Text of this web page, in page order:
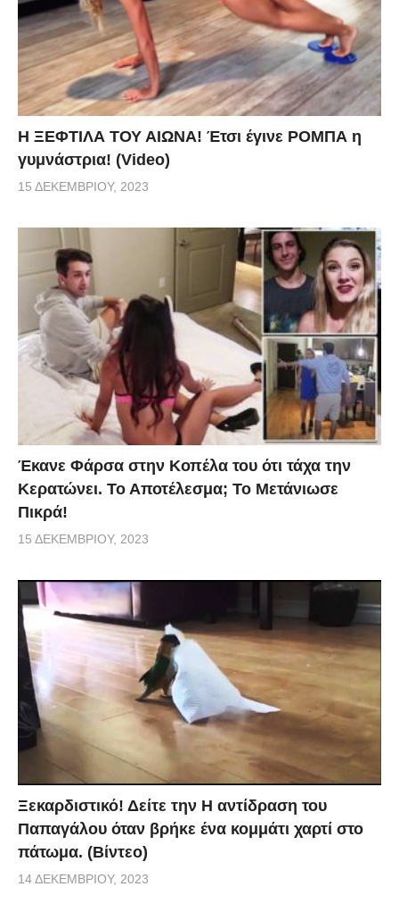
Η ΞΕΦΤΙΛΑ ΤΟΥ ΑΙΩΝΑ! Έτσι έγινε ΡΟΜΠΑ η
γυμνάστρια! (Video)
15 ΔΕΚΕΜΒΡΊΟΥ, 2023
Έκανε Φάρσα στην Κοπέλα του ότι τάχα την
Κερατώνει. Το Αποτέλεσμα; Το Μετάνιωσε
Πικρά!
15 ΔΕΚΕΜΒΡΊΟΥ, 2023
Ξεκαρδιστικό! Δείτε την Η αντίδραση του
Παπαγάλου όταν βρήκε ένα κομμάτι χαρτί στο
πάτωμα. (Βίντεο)
14 ΔΕΚΕΜΒΡΊΟΥ, 2023